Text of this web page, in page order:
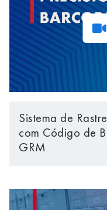
Sistema de
com Código de
GRM